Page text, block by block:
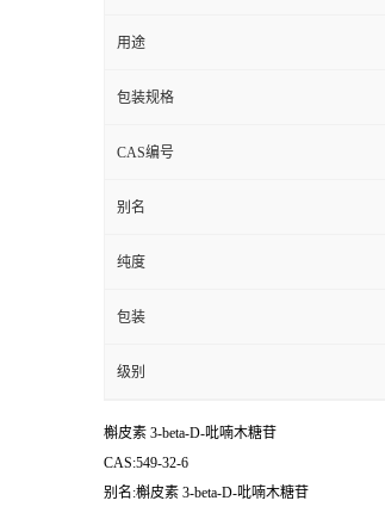
用途
包装规格
CAS编号
别名
纯度
包装
级别
槲皮素 3-beta-D-吡喃木糖苷
CAS:549-32-6
别名:槲皮素 3-beta-D-吡喃木糖苷